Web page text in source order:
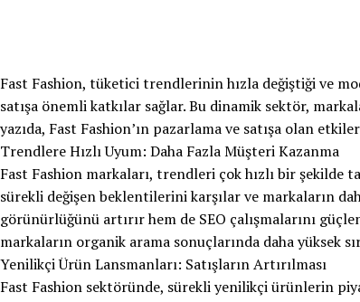
Fast Fashion, tüketici trendlerinin hızla değiştiği ve
satışa önemli katkılar sağlar. Bu dinamik sektör,
yazıda, Fast Fashion’ın pazarlama ve satışa olan
Trendlere Hızlı Uyum: Daha Fazla Müşteri Kazanma
Fast Fashion markaları, trendleri çok hızlı bir
sürekli değişen beklentilerini karşılar ve markaların
görünürlüğünü artırır hem de SEO çalışmalarını
markaların organik arama sonuçlarında daha yüksek
Yenilikçi Ürün Lansmanları: Satışların Artırılması
Fast Fashion sektöründe, sürekli yenilikçi ürünlerin